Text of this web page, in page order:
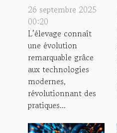
modernes
transforment-
elles l'élevage
?
26 septembre 2025
00:20
L’élevage connaît
une évolution
remarquable grâce
aux technologies
modernes,
révolutionnant des
pratiques...